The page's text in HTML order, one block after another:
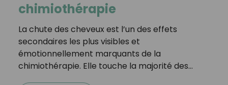
chimiothérapie
La chute des cheveux est l’un des effets
secondaires les plus visibles et
émotionnellement marquants de la
chimiothérapie. Elle touche la majorité des…